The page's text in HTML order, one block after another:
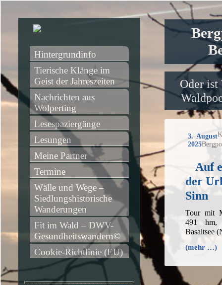
Oder ist
3. August
2025
Auf
der
Sinn
Tour mit
491 hm,
Basaltsee
(mehr …)
Hintergrundinfo
Tierische Klänge im
Geist der Jahreszeiten
Nachrichten aus
Wolperting
Lesespaziergänge
Lesungen
Meine Partner
Termine
Wälle und Wege –
Siedlungshistorische
Wanderungen
Fit im Wald – DWV-
Gesundheitswandern©
Cookie-Richtlinie (EU)